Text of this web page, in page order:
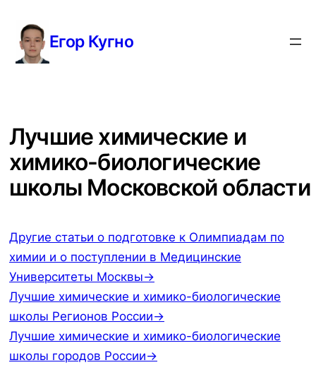
содержимому
Егор Кугно
Лучшие химические и
химико-биологические
школы Московской области
Другие статьи о подготовке к Олимпиадам по
химии и о поступлении в Медицинские
Университеты Москвы→
Лучшие химические и химико-биологические
школы Регионов России→
Лучшие химические и химико-биологические
школы городов России→